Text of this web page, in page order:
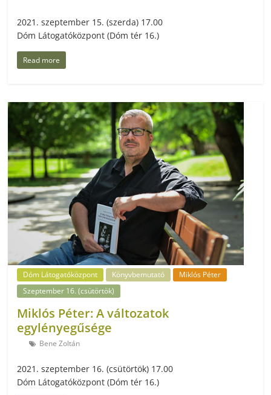
2021. szeptember 15. (szerda) 17.00
Dóm Látogatóközpont (Dóm tér 16.)
Read more
Dóm Látogatóközpont Könyvbemutató
Miklós Péter
Szeptember 16. (csütörtök)
Miklós Péter: A változatok
egylényegűsége
Bene Zoltán
2021. szeptember 16. (csütörtök) 17.00
Dóm Látogatóközpont (Dóm tér 16.)